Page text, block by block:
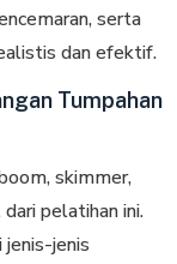
serta
dan efektif.
Tumpahan
skimmer,
pelatihan ini.
jenis